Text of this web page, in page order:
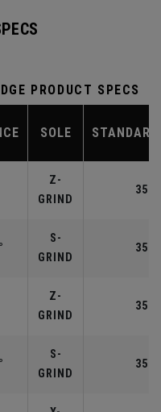
PRODUCT SPECS
SOLE
Z-
GRIND
S-
GRIND
Z-
GRIND
S-
GRIND